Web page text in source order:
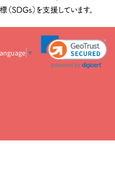
の予算相場
出産祝いお役立ち情
お祝い花のマナー総まとめ
職
は？
開店祝いの花 選び方ガイ
CO2排出量削減 / SDGsを考える
▼